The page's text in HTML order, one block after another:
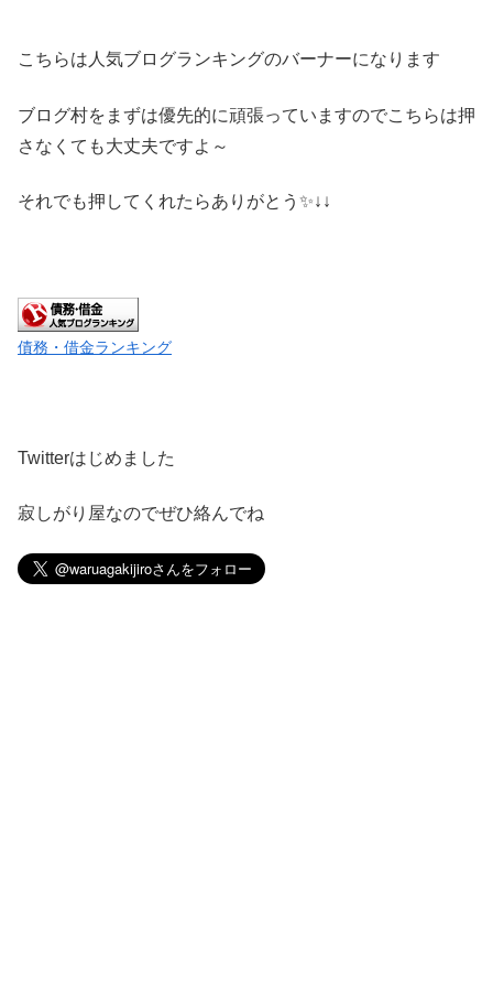
こちらは人気ブログランキングのバーナーになります
ブログ村をまずは優先的に頑張っていますのでこちらは押
さなくても大丈夫ですよ～
それでも押してくれたらありがとう✨↓↓
債務・借金ランキング
Twitterはじめました
寂しがり屋なのでぜひ絡んでね